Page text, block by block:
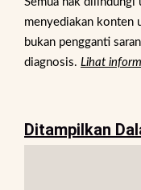
menyediakan konten
bukan pengganti
diagnosis. Lihat
Ditampilkan